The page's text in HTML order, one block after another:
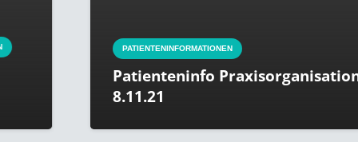
PATIENTENINFORMATIONEN
Patienteninfo Praxisorganisation ab